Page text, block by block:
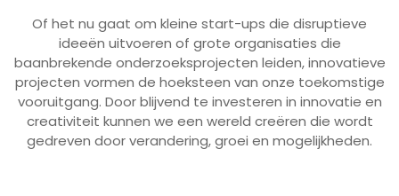
Of het nu gaat om kleine start-ups die disruptieve
ideeën uitvoeren of grote organisaties die
baanbrekende onderzoeksprojecten leiden, innovatieve
projecten vormen de hoeksteen van onze toekomstige
vooruitgang. Door blijvend te investeren in innovatie en
creativiteit kunnen we een wereld creëren die wordt
gedreven door verandering, groei en mogelijkheden.